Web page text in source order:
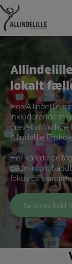
Hop
til
indholdet
lokalt
Hos Allindelille
inkluderende
drevet af
Allindelille
Her kan du
badminton,
fokus på
Se vores hold